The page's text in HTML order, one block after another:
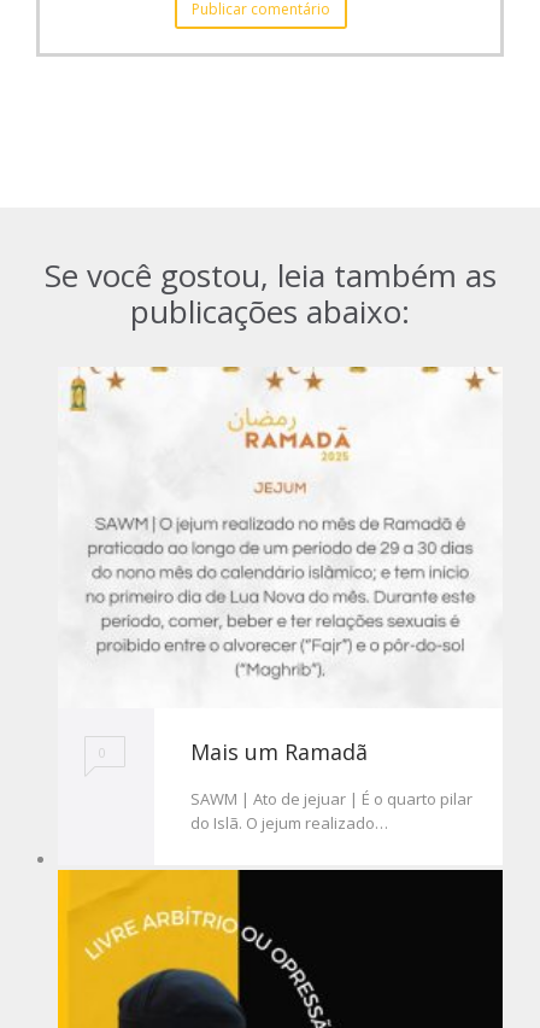
Se você gostou, leia também as
publicações abaixo:
0 Mais um Ramadã
SAWM | Ato de jejuar | É o quarto pilar
do Islã. O jejum realizado…